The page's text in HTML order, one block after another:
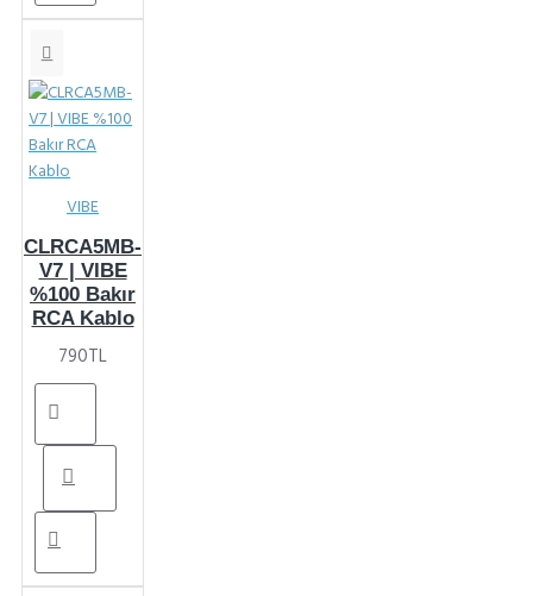
VIBE
CLRCA5MB-
V7 | VIBE
%100 Bakır
RCA Kablo
790TL